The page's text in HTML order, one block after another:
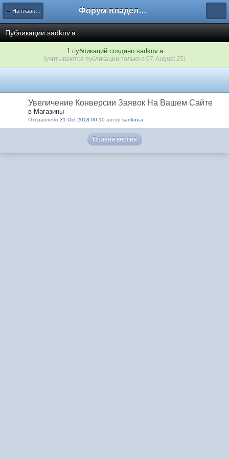
← На главную Форум владельцев интернет-магазинов
Публикации sadkov.a
1 публикаций создано sadkov.a
(учитываются публикации только с 07-August 25)
Увеличение Конверсии Заявок На Вашем Сайте
в Магазины
Отправлено 31 Oct 2018 00:10 автор sadkov.a
Полная версия